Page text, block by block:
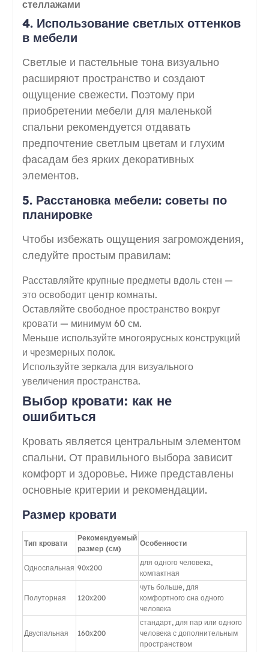
стеллажами
4. Использование светлых оттенков
в мебели
Светлые и пастельные тона визуально
расширяют пространство и создают
ощущение свежести. Поэтому при
приобретении мебели для маленькой
спальни рекомендуется отдавать
предпочтение светлым цветам и глухим
фасадам без ярких декоративных
элементов.
5. Расстановка мебели: советы по
планировке
Чтобы избежать ощущения загромождения,
следуйте простым правилам:
Расставляйте крупные предметы вдоль стен —
это освободит центр комнаты.
Оставляйте свободное пространство вокруг
кровати — минимум 60 см.
Меньше используйте многоярусных конструкций
и чрезмерных полок.
Используйте зеркала для визуального
увеличения пространства.
Выбор кровати: как не
ошибиться
Кровать является центральным элементом
спальни. От правильного выбора зависит
комфорт и здоровье. Ниже представлены
основные критерии и рекомендации.
Размер кровати
Тип кровати
Рекомендуемый
размер (см)
Особенности
Односпальная 90х200
для одного человека,
компактная
Полуторная 120х200
чуть больше, для
комфортного сна одного
человека
Двуспальная 160х200
стандарт, для пар или одного
человека с дополнительным
пространством